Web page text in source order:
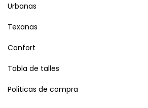
Urbanas
Texanas
Confort
Tabla de talles
Politicas de compra